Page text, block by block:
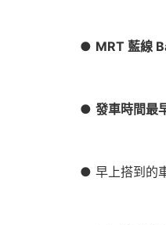
● MRT 藍線
● 發車時間最
● 早上搭到的